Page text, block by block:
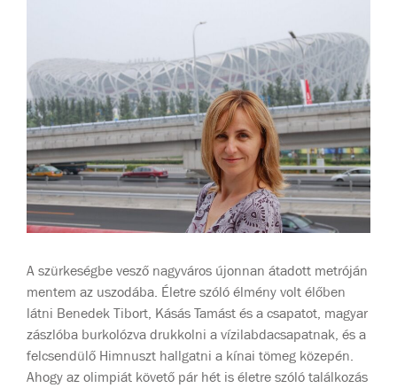
A szürkeségbe vesző nagyváros újonnan átadott metróján
mentem az uszodába. Életre szóló élmény volt élőben
látni Benedek Tibort, Kásás Tamást és a csapatot, magyar
zászlóba burkolózva drukkolni a vízilabdacsapatnak, és a
felcsendülő Himnuszt hallgatni a kínai tömeg közepén.
Ahogy az olimpiát követő pár hét is életre szóló találkozás